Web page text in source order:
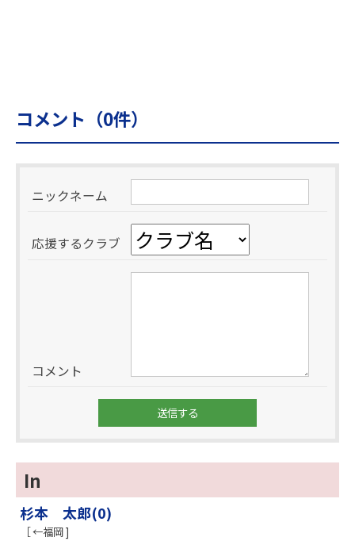
コメント（0件）
ニックネーム
応援するクラブ
コメント
In
杉本 太郎(0)
［ ←福岡 ]